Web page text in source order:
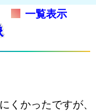
一覧表示
くかったですが、